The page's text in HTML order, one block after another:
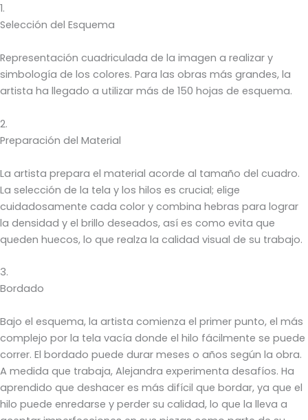
1.
Selección del Esquema
Representación cuadriculada de la imagen a realizar y
simbología de los colores. Para las obras más grandes, la
artista ha llegado a utilizar más de 150 hojas de esquema.
2.
Preparación del Material
La artista prepara el material acorde al tamaño del cuadro.
La selección de la tela y los hilos es crucial; elige
cuidadosamente cada color y combina hebras para lograr
la densidad y el brillo deseados, así es como evita que
queden huecos, lo que realza la calidad visual de su trabajo.
3.
Bordado
Bajo el esquema, la artista comienza el primer punto, el más
complejo por la tela vacía donde el hilo fácilmente se puede
correr. El bordado puede durar meses o años según la obra.
A medida que trabaja, Alejandra experimenta desafíos. Ha
aprendido que deshacer es más difícil que bordar, ya que el
hilo puede enredarse y perder su calidad, lo que la lleva a